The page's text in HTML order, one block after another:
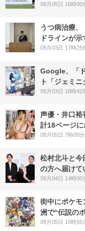
08月05日 16時00
うつ病治療
ドラインが
08月03日 17時25
Google、「
ト「ジェミ
08月03日 18時42
声優・井口裕
計18ページに
08月05日 7時00分
松村北斗と今
の方へ届けて
08月04日 14時00
街中にポケ
洲で“伝説の
08月05日 15時55